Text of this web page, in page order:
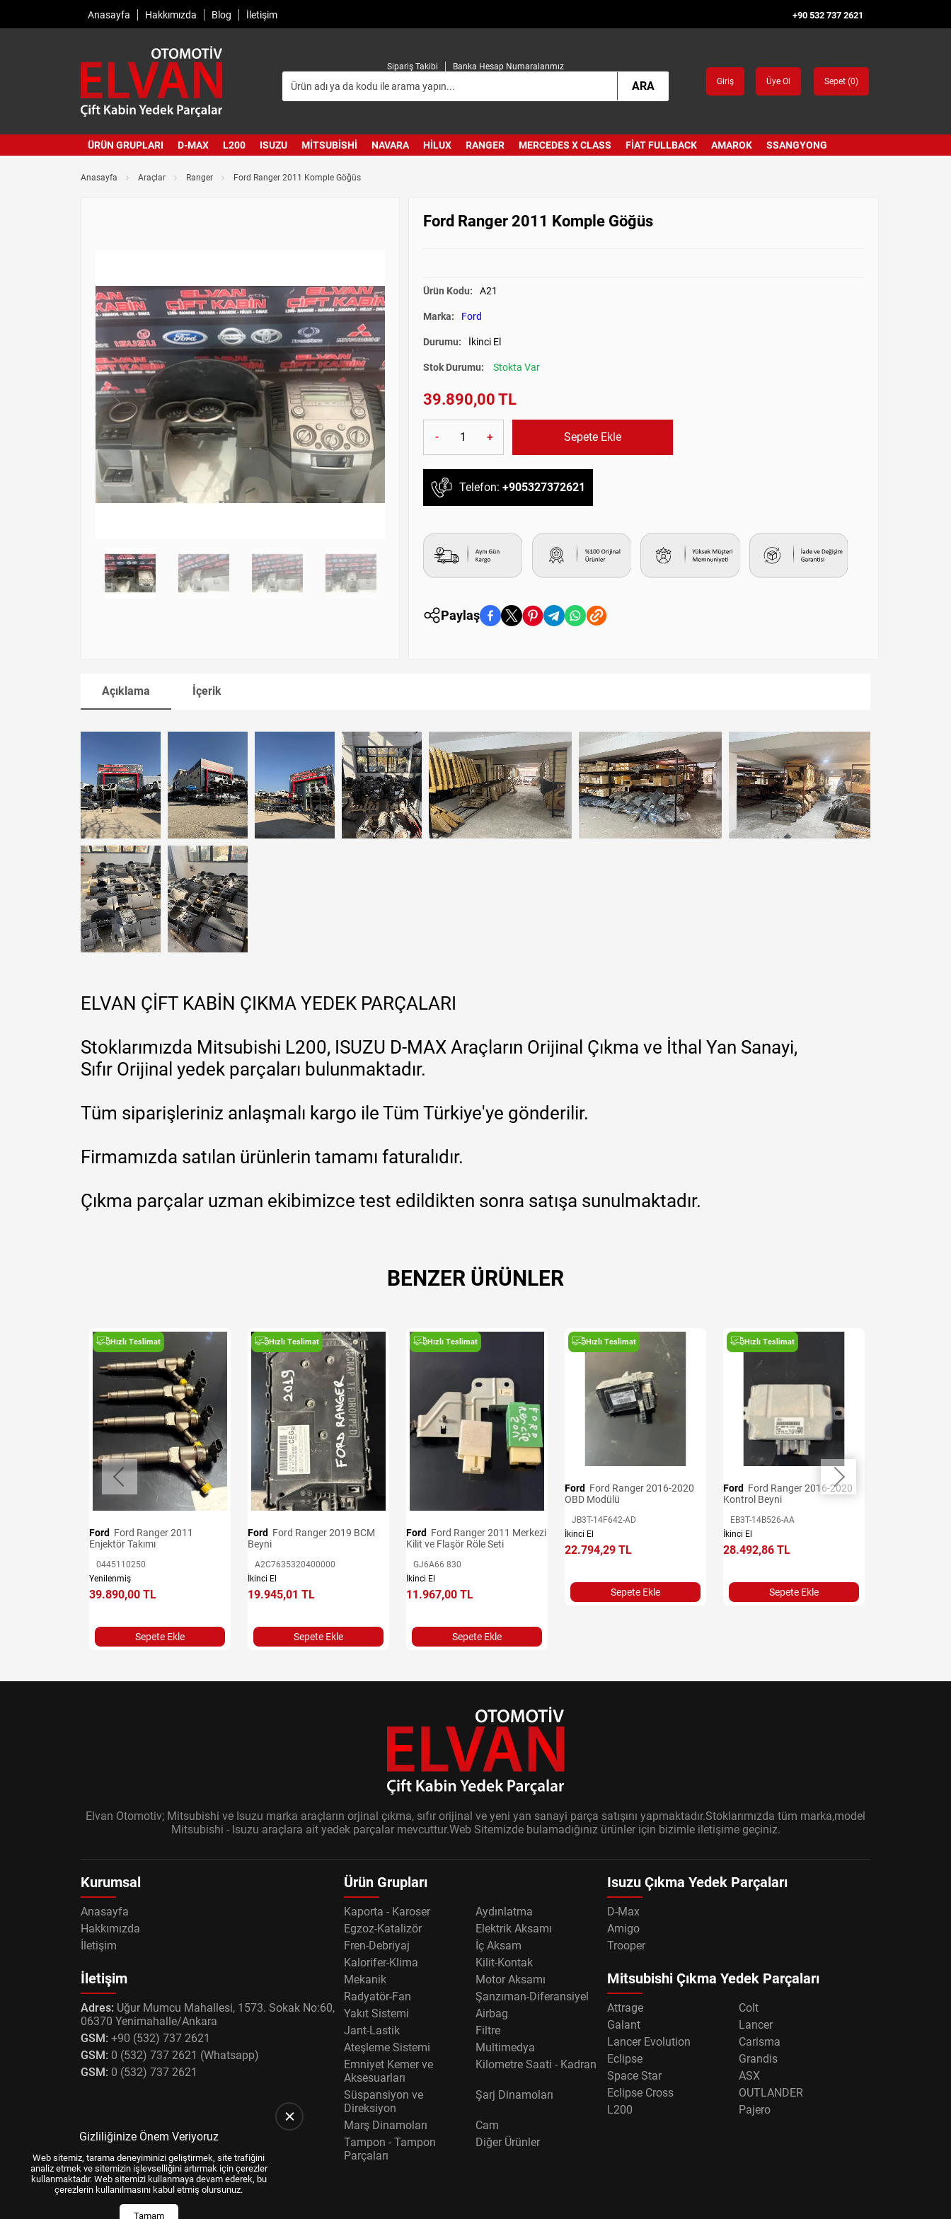
Anasayfa Hakkımızda Blog İletişim +90 532 737 2621
Sipariş Takibi Banka Hesap Numaralarımız
ARA Giriş Üye Ol Sepet (0)
ÜRÜN GRUPLARI D-MAX L200 ISUZU MITSUBISHI NAVARA HILUX RANGER MERCEDES X CLASS FIAT FULLBACK AMAROK SSANGYONG
Anasayfa Araçlar Ranger Ford Ranger 2011 Komple Göğüs
Ford Ranger 2011 Komple Göğüs
Ürün Kodu: A21
Marka: Ford
Durumu: İkinci El
Stok Durumu: Stokta Var
39.890,00 TL
- + Sepete Ekle
Telefon: +905327372621
Paylaş
Açıklama İçerik
ELVAN ÇİFT KABİN ÇIKMA YEDEK PARÇALARI
Stoklarımızda Mitsubishi L200, ISUZU D-MAX Araçların Orijinal Çıkma ve İthal Yan Sanayi,
Sıfır Orijinal yedek parçaları bulunmaktadır.
Tüm siparişleriniz anlaşmalı kargo ile Tüm Türkiye'ye gönderilir.
Firmamızda satılan ürünlerin tamamı faturalıdır.
Çıkma parçalar uzman ekibimizce test edildikten sonra satışa sunulmaktadır.
BENZER ÜRÜNLER
Hızlı Teslimat
Ford
Enjektör Takımı
0445110250
Yenilenmiş
39.890,00 TL
Sepete Ekle
Hızlı Teslimat
Ford
Beyni
A2C7635320400000
İkinci El
19.945,01 TL
Sepete Ekle
Hızlı Teslimat
Ford
Kilit ve Flaşör Röle Seti
GJ6A66 830
İkinci El
11.967,00 TL
Sepete Ekle
Hızlı Teslimat
Ford
OBD Modülü
JB3T-14F642-AD
İkinci El
22.794,29 TL
Sepete Ekle
Hızlı Teslimat
Ford
Kontrol Beyni
EB3T-14B526-AA
İkinci El
28.492,86 TL
Sepete Ekle
Elvan Otomotiv; Mitsubishi ve Isuzu marka araçların orjinal çıkma, sıfır orijinal ve yeni yan sanayi parça satışını yapmaktadır.Stoklarımızda tüm marka,model
Mitsubishi - Isuzu araçlara ait yedek parçalar mevcuttur.Web Sitemizde bulamadığınız ürünler için bizimle iletişime geçiniz.
Kurumsal
Anasayfa
Hakkımızda
İletişim
İletişim
Adres: Uğur Mumcu Mahallesi, 1573. Sokak No:60,
06370 Yenimahalle/Ankara
GSM: +90 (532) 737 2621
GSM: 0 (532) 737 2621 (Whatsapp)
GSM: 0 (532) 737 2621
Ürün Grupları
Kaporta - Karoser
Aydınlatma
Egzoz-Katalizör
Elektrik Aksamı
Fren-Debriyaj
İç Aksam
Kalorifer-Klima
Kilit-Kontak
Mekanik
Motor Aksamı
Radyatör-Fan
Şanzıman-Diferansiyel
Yakıt Sistemi
Airbag
Jant-Lastik
Filtre
Ateşleme Sistemi
Multimedya
Emniyet Kemer ve
Aksesuarları
Kilometre Saati - Kadran
Süspansiyon ve
Direksiyon
Şarj Dinamoları
Marş Dinamoları
Cam
Tampon - Tampon
Parçaları
Diğer Ürünler
Isuzu Çıkma Yedek Parçaları
D-Max
Amigo
Trooper
Mitsubishi Çıkma Yedek Parçaları
Attrage
Colt
Galant
Lancer
Lancer Evolution
Carisma
Eclipse
Grandis
Space Star
ASX
Eclipse Cross
OUTLANDER
L200
Pajero
Gizliliğinize Önem Veriyoruz
Web sitemiz, tarama deneyiminizi geliştirmek, site trafiğini
analiz etmek ve sitemizin işlevselliğini artırmak için çerezler
kullanmaktadır. Web sitemizi kullanmaya devam ederek, bu
çerezlerin kullanılmasını kabul etmiş olursunuz.
Tamam